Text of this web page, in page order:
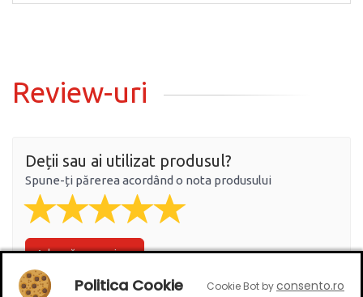
Review-uri
Deții sau ai utilizat produsul?
Spune-ți părerea acordând o nota produsului
Adaugă un review
Politica Cookie Cookie Bot byconsento.ro